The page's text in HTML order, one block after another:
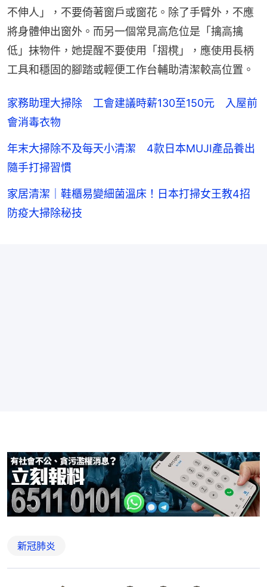
不伸人」，不要倚著窗戶或窗花。除了手臂外，不應
將身體伸出窗外。而另一個常見高危位是「擒高擒
低」抹物件，她提醒不要使用「摺櫈」，應使用長柄
工具和穩固的腳踏或輕便工作台輔助清潔較高位置。
家務助理大掃除 工會建議時薪130至150元 入屋前
會消毒衣物
年末大掃除不及每天小清潔 4款日本MUJI產品養出
隨手打掃習慣
家居清潔｜鞋櫃易變細菌溫床！日本打掃女王教4招
防疫大掃除秘技
新冠肺炎